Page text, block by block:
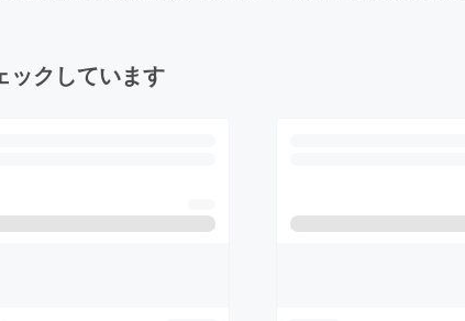
ックしています